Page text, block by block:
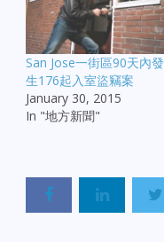
San Jose一街區90天內發
生176起入室盜竊案
January 30, 2015
In "地方新聞"